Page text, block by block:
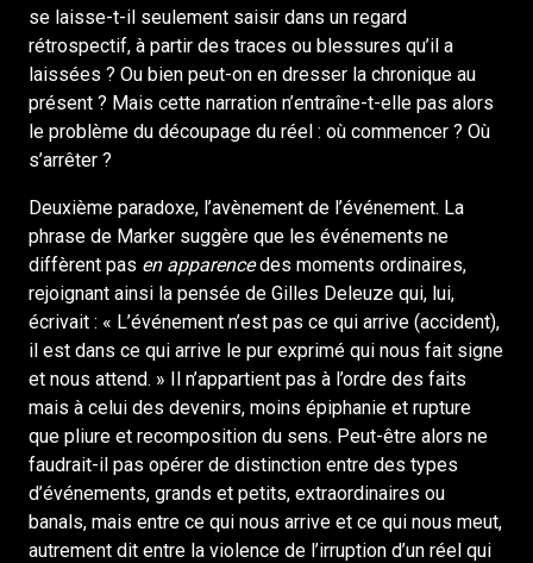
se laisse-t-il seulement saisir dans un regard
rétrospectif, à partir des traces ou blessures qu’il a
laissées ? Ou bien peut-on en dresser la chronique au
présent ? Mais cette narration n’entraîne-t-elle pas alors
le problème du découpage du réel : où commencer ? Où
s’arrêter ?
Deuxième paradoxe, l’avènement de l’événement. La
phrase de Marker suggère que les événements ne
diffèrent pas en apparencedes moments ordinaires,
rejoignant ainsi la pensée de Gilles Deleuze qui, lui,
écrivait : « L’événement n’est pas ce qui arrive (accident),
il est dans ce qui arrive le pur exprimé qui nous fait signe
et nous attend. » Il n’appartient pas à l’ordre des faits
mais à celui des devenirs, moins épiphanie et rupture
que pliure et recomposition du sens. Peut-être alors ne
faudrait-il pas opérer de distinction entre des types
d’événements, grands et petits, extraordinaires ou
banals, mais entre ce qui nous arrive et ce qui nous meut,
autrement dit entre la violence de l’irruption d’un réel qui